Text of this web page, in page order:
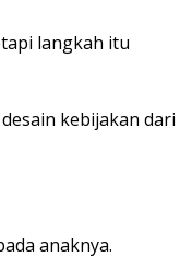
langkah itu
kebijakan dari
anaknya.